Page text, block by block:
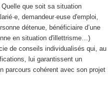
Quelle que soit sa situation
demandeur·euse d'emploi,
détenue, bénéficiaire d’une
en situation d'illettrisme…)
de conseils individualisés qui, au
lui garantissent un
parcours cohérent avec son projet